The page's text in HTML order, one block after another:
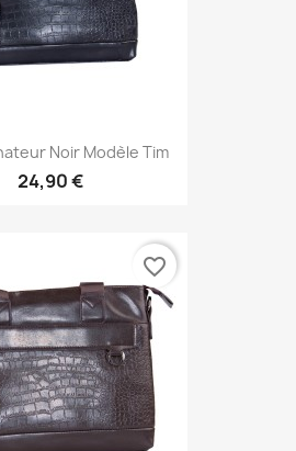
Noir Modèle Tim
24,90 €
favorite_border